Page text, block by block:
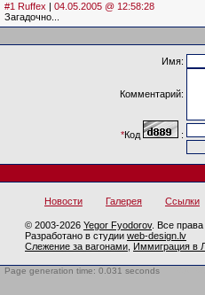
#1 Ruffex | 04.05.2005 @ 12:58:28
Загадочно...
Имя:
Комментарий:
*Код :
Новости Галерея Ссылки
© 2003-2026 Yegor Fyodorov. Все
Разработано в студии web-design.lv
Слежение за вагонами Иммиграция в
Page generation time: 0.031 seconds